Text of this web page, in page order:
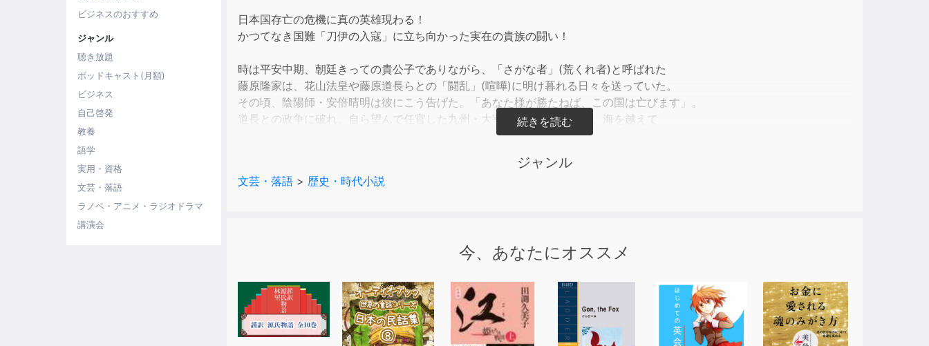
ビジネスのおすすめ
ジャンル
聴き放題
ポッドキャスト(月額)
ビジネス
自己啓発
教養
語学
実用・資格
文芸・落語
ラノベ・アニメ・ラジオドラマ
講演会
日本国存亡の危機に真の英雄現わる！
かつてなき国難「刀伊の入寇」に立ち向かった実在の貴族の闘い！
時は平安中期、朝廷きっての貴公子でありながら、「さがな者」(荒くれ者)と呼ばれた
藤原隆家は、花山法皇や藤原道長らとの「闘乱」(喧嘩)に明け暮れる日々を送っていた。
その頃、陰陽師・安倍晴明は彼にこう告げた。「あなた様が勝たねば、この国は亡びます」。
道長との政争に破れ、自ら望んで任官した九州・大宰府の地で、隆家は、海を越えて
壱岐・対馬を蹂躙し、博多への上陸を目論む異民族「刀伊」の襲来を迎え撃つ！
清少納言、紫式部らとも交流し、京の雅の世界にも通じつつ、かつてなき未曾有の国難に
立ち向かった実在の貴族の奮闘を、豊かな想像力をからめ織り上げた、雄渾にして絢爛たる
ジャンル
文芸・落語 > 歴史・時代小説
今、あなたにオススメ